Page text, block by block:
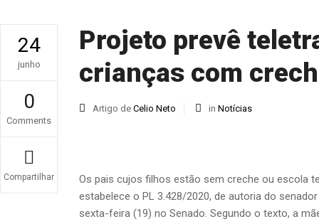
24
junho
0
Comments
Compartilhar
Projeto prevê
crianças com
Artigo de Celio Neto in Notícias
Os pais cujos filhos estão sem creche ou escola
estabelece o PL 3.428/2020, de autoria do
sexta-feira (19) no Senado. Segundo o texto, a